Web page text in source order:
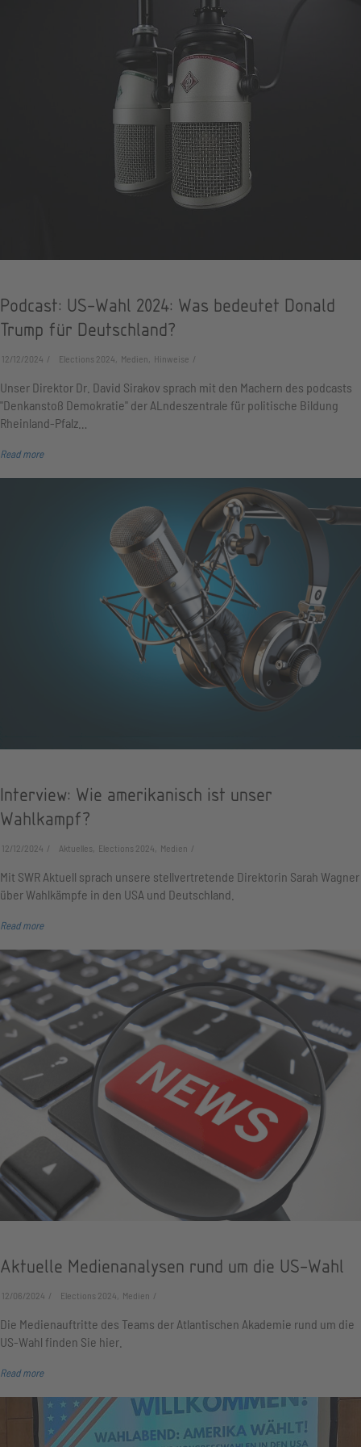
Podcast: US-Wahl 2024: Was bedeutet Donald
Trump für Deutschland?
12/12/2024 Elections 2024, Medien, Hinweise
Unser Direktor Dr. David Sirakov sprach mit den Machern des podcasts
"Denkanstoß Demokratie" der ALndeszentrale für politische Bildung
Rheinland-Pfalz…
Read more
Interview: Wie amerikanisch ist unser
Wahlkampf?
12/12/2024 Aktuelles, Elections 2024, Medien
Mit SWR Aktuell sprach unsere stellvertretende Direktorin Sarah Wagner
über Wahlkämpfe in den USA und Deutschland.
Read more
Aktuelle Medienanalysen rund um die US-Wahl
12/06/2024 Elections 2024, Medien
Die Medienauftritte des Teams der Atlantischen Akademie rund um die
US-Wahl finden Sie hier.
Read more